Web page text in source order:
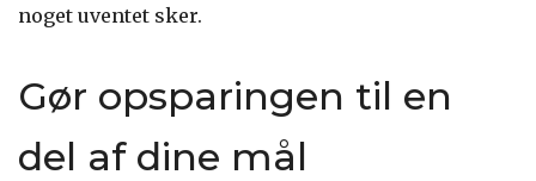
noget uventet sker.
Gør opsparingen til en
del af dine mål